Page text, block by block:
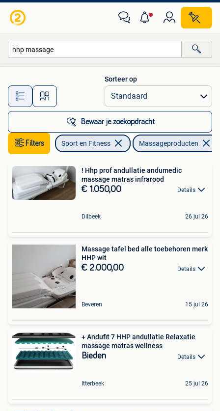
Alle afstanden…
Sorteer op
Bewaar je zoekopdracht
Filters Sport en Fitness Massageproducten
! Hhp prof andullatie andumedic
massage matras infrarood
€ 1.050,00 Details
Dilbeek 26 jul 26
Massage tafel bed alle toebehoren merk
HHP wit
€ 2.000,00 Details
Beveren 15 jul 26
+ Andufit 7 HHP andullatie Relaxatie
massage matras wellness
Bieden Details
Itterbeek 25 jul 26